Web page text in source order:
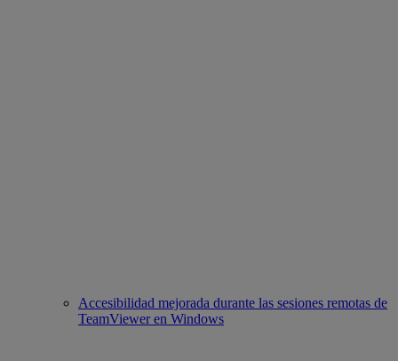
Accesibilidad mejorada durante las sesiones remotas de
TeamViewer en Windows